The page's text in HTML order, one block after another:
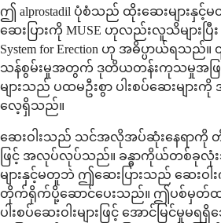
ဤ alprostadil ပုံစံသည် ထိုးဆေးများနှ
ဆေးပြားကို MUSE ဟုလည်းလူသိများပြီး
System for Erection ဟု အဓိပ္ပာယ်ရသည်
သန်စွမ်းမှုအတွက် ဒုတိယတန်းကုသမှုအဖြ
များသည် ပထမဦးစွာ ပါးစပ်ဆေးများကို
လေ့ရှိသည်။
ဆေးဝါးသည် သင်အလိုအပ်ဆုံးနေရာကို
ဖြင့် အလုပ်လုပ်သည်။ ခန္ဓာကိုယ်တစ်ခုလုံး
များနှင့်မတူဘဲ ဤဆေးပြားသည် ဆေး
တိုက်ရိုက်ပို့ဆောင်ပေးသည်။ ဤပစ်မှတ်
ပါးစပ်ဆေးဝါးများဖြင့် အောင်မြင်မှု